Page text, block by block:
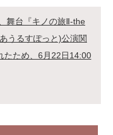
舞台『キノの旅Ⅱ-the
うるすぽっと)公演関
たため、6月22日14:00